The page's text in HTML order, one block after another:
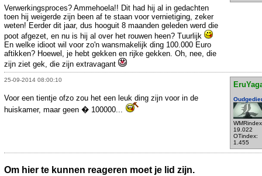
Verwerkingsproces? Ammehoela!! Dit had hij al in gedachten
toen hij weigerde zijn been af te staan voor vernietiging, zeker
weten! Eerder dit jaar, dus hooguit 8 maanden geleden werd die
poot afgezet, en nu is hij al over het rouwen heen? Tuurlijk
En welke idioot wil voor zo'n wansmakelijk ding 100.000 Euro
aftikken? Hoewel, je hebt gekken en rijke gekken. Oh, nee, die
zijn ziet gek, die zijn extravagant
25-09-2014 08:00:10
19.022
OTindex:
1.455
Voor een tientje ofzo zou het een leuk ding zijn voor in de
huiskamer, maar geen � 100000...
Om hier te kunnen reageren moet je lid zijn.